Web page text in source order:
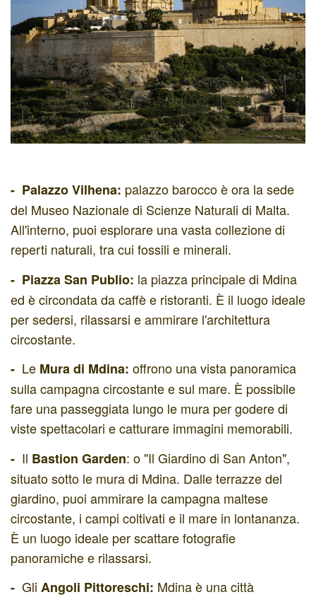
- Palazzo Vilhena: palazzo barocco è ora la sede
del Museo Nazionale di Scienze Naturali di Malta.
All'interno, puoi esplorare una vasta collezione di
reperti naturali, tra cui fossili e minerali.
- Piazza San Publio: la piazza principale di Mdina
ed è circondata da caffè e ristoranti. È il luogo ideale
per sedersi, rilassarsi e ammirare l'architettura
circostante.
- Le Mura di Mdina: offrono una vista panoramica
sulla campagna circostante e sul mare. È possibile
fare una passeggiata lungo le mura per godere di
viste spettacolari e catturare immagini memorabili.
- Il Bastion Garden: o "Il Giardino di San Anton",
situato sotto le mura di Mdina. Dalle terrazze del
giardino, puoi ammirare la campagna maltese
circostante, i campi coltivati e il mare in lontananza.
È un luogo ideale per scattare fotografie
panoramiche e rilassarsi.
- Gli Angoli Pittoreschi: Mdina è una città